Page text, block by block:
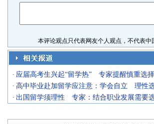
本评论观点只代表网友个人观点，不代表中国
· 应届高考生兴起“留学热” 专家提醒慎重选择
· 高中毕业赴加留学应注意：学会自立 理性
· 出国留学须理性 专家：结合职业发展需要